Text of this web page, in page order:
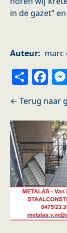
in de gazet”
Auteur marc